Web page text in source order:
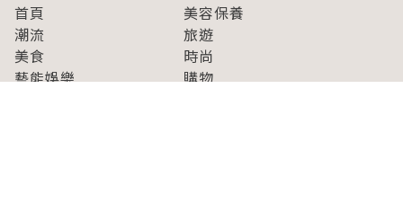
首頁
美容保養
潮流
旅遊
美食
時尚
藝能娛樂
購物